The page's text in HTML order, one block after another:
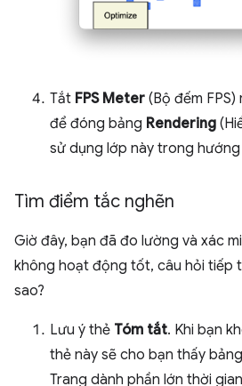
Tắt FPS Meter (Bộ đếm FPS)
để đóng bảng Rendering
sử dụng lớp này trong hướng
Tìm điểm tắc nghẽn
Giờ đây, bạn đã đo lường và xác
không hoạt động tốt, câu hỏi tiếp
sao?
Lưu ý thẻ Tóm tắt. Khi bạn
thẻ này sẽ cho bạn thấy
Trang dành phần lớn thời